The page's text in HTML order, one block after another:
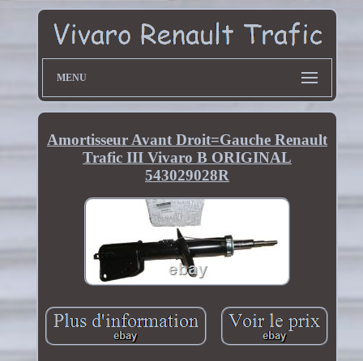
MENU
Amortisseur Avant Droit=Gauche Renault
Trafic III Vivaro B ORIGINAL
543029028R